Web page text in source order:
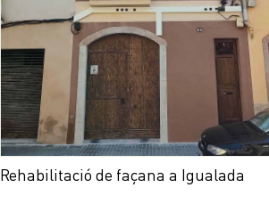
Rehabilitació de façana a Igualada